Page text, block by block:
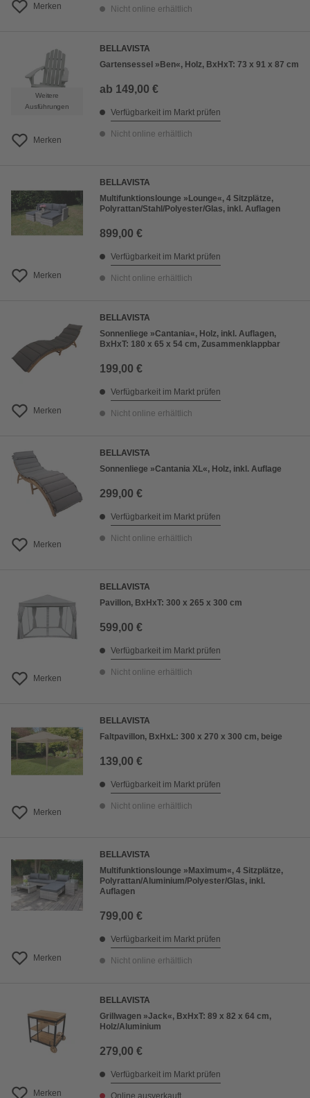
Merken Nicht online erhältlich
Weitere
Ausführungen
Merken
BELLAVISTA
Gartensessel »Ben«, Holz, BxHxT: 73 x 91 x 87 cm
ab 149,00 €
Verfügbarkeit im Markt prüfen
Nicht online erhältlich
Merken
BELLAVISTA
Multifunktionslounge »Lounge«, 4 Sitzplätze,
Polyrattan/Stahl/Polyester/Glas, inkl. Auflagen
899,00 €
Verfügbarkeit im Markt prüfen
Nicht online erhältlich
Merken
BELLAVISTA
Sonnenliege »Cantania«, Holz, inkl. Auflagen,
BxHxT: 180 x 65 x 54 cm, Zusammenklappbar
199,00 €
Verfügbarkeit im Markt prüfen
Nicht online erhältlich
Merken
BELLAVISTA
Sonnenliege »Cantania XL«, Holz, inkl. Auflage
299,00 €
Verfügbarkeit im Markt prüfen
Nicht online erhältlich
Merken
BELLAVISTA
Pavillon, BxHxT: 300 x 265 x 300 cm
599,00 €
Verfügbarkeit im Markt prüfen
Nicht online erhältlich
Merken
BELLAVISTA
Faltpavillon, BxHxL: 300 x 270 x 300 cm, beige
139,00 €
Verfügbarkeit im Markt prüfen
Nicht online erhältlich
Merken
BELLAVISTA
Multifunktionslounge »Maximum«, 4 Sitzplätze,
Polyrattan/Aluminium/Polyester/Glas, inkl.
Auflagen
799,00 €
Verfügbarkeit im Markt prüfen
Nicht online erhältlich
Merken
BELLAVISTA
Grillwagen »Jack«, BxHxT: 89 x 82 x 64 cm,
Holz/Aluminium
279,00 €
Verfügbarkeit im Markt prüfen
Online ausverkauft